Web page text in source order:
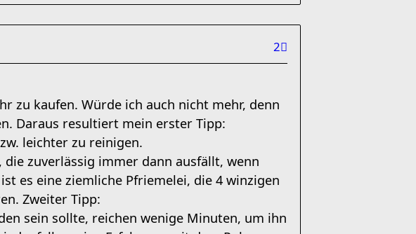
2
zu kaufen. Würde ich auch nicht mehr, denn
Daraus resultiert mein erster Tipp:
leichter zu reinigen.
zuverlässig immer dann ausfällt, wenn
es eine ziemliche Pfriemelei, die 4 winzigen
Zweiter Tipp:
sein sollte, reichen wenige Minuten, um ihn